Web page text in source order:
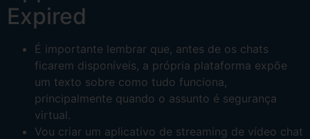
Expired
É importante lembrar que, antes de os chats
ficarem disponíveis, a própria plataforma expõe
um texto sobre como tudo funciona,
principalmente quando o assunto é segurança
virtual.
Vou criar um aplicativo de streaming de vídeo chat